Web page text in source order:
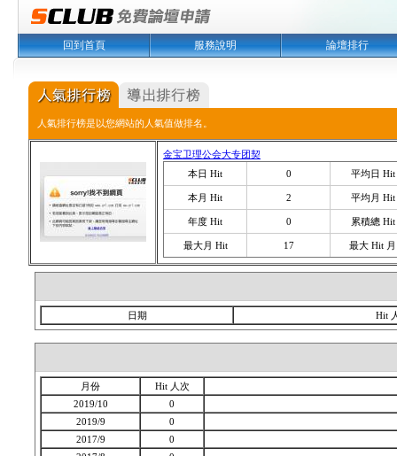
回到首頁 服務說明 論壇排行
人氣排行榜是以您網站的人氣值做排名。
金宝卫理公会大专团契
本日 Hit
0 平均日 Hit
本月 Hit 2 平均月 Hit
年度 Hit 0 累積總 Hit
最大月 Hit 17 最大 Hit 月
日期 Hit
月份
Hit 人次
2019/10
0
2019/9
0
2017/9
0